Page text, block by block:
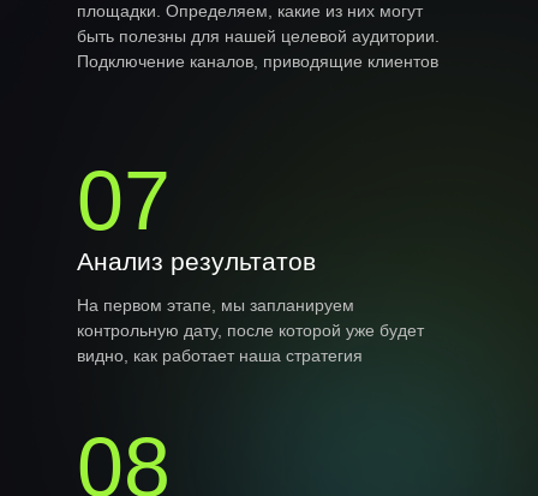
площадки. Определяем, какие из них могут
быть полезны для нашей целевой аудитории.
Подключение каналов, приводящие клиентов
Анализ результатов
На первом этапе, мы запланируем
контрольную дату, после которой уже будет
видно, как работает наша стратегия
07
08